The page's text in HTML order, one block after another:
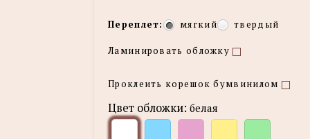
Переплет: мягкий твердый
Ламинировать обложку
Проклеить корешок бумвинилом
Цвет обложки: белая